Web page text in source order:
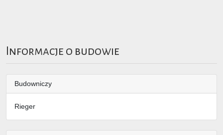
Informacje o budowie
Budowniczy
Rieger